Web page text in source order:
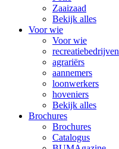
Zaaizaad
Bekijk alles
Voor wie
Voor wie
recreatiebedrijven
agrariërs
aannemers
loonwerkers
hoveniers
Bekijk alles
Brochures
Brochures
Catalogus